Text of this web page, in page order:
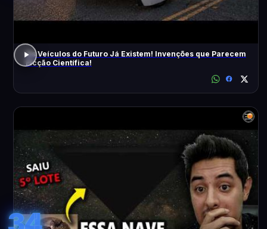
Os Veículos do Futuro Já Existem! Invenções que Parecem
Ficção Científica!